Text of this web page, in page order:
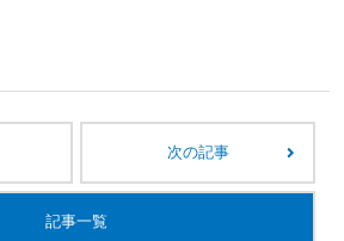
次の記事
記事一覧